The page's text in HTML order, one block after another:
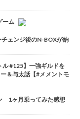
ーム
チェンジ後のN-BOXが納
ル #125】一強ギルドを
＆与太話【#メメントモ
1ヶ月乗ってみた感想